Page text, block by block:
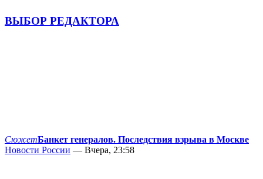
ВЫБОР РЕДАКТОРА
СюжетБанкет генералов. Последствия взрыва в Москве
Новости России — Вчера, 23:58